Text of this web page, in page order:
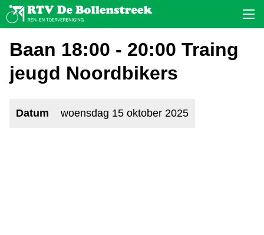
Baan 18:00 - 20:00 Traing
jeugd Noordbikers
Datum woensdag 15 oktober 2025